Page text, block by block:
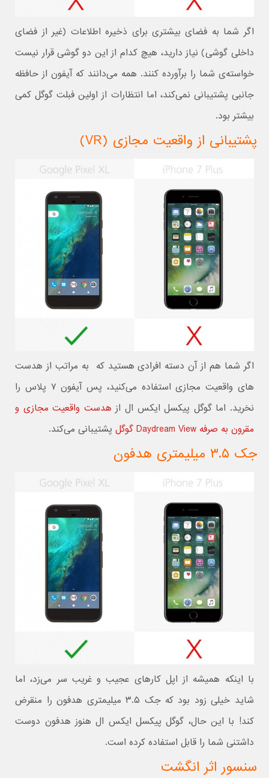
اگر شما به فضای بیشتری برای ذخیره اطلاعات (غیر از فضای
داخلی گوشی) نیاز دارید، هیچ کدام از این دو گوشی قرار نیست
خواسته‌ی شما را برآورده کنند. همه می‌دانند که آیفون از حافظه
جانبی پشتیبانی نمی‌کند، اما انتظارات از اولین فبلت گوگل کمی
بیشتر بود.
پشتیبانی از واقعیت مجازی (VR)
اگر شما هم از آن دسته افرادی هستید که به مراتب از هدست
های واقعیت مجازی استفاده می‌کنید، پس آیفون ۷ پلاس را
نخرید. اما گوگل پیکسل ایکس ال از هدست واقعیت مجازی و
مقرون به صرفه Daydream View گوگل
پشتیبانی می‌کند.
جک ۳.۵ میلیمتری هدفون
با اینکه همیشه از اپل کارهای عجیب و غریب سر می‌زد، اما
شاید خیلی زود بود که جک ۳.۵ میلیمتری هدفون را منقرض
کند! با این حال، گوگل پیکسل ایکس ال هنوز هدفون دوست
داشتنی شما را قابل استفاده کرده است.
سنسور اثر انگشت